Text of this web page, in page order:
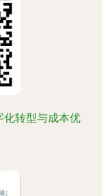
化转型与成本优